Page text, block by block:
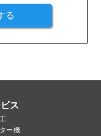
る
ス
ー機